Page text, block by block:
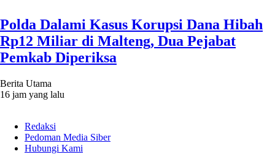
Polda Dalami Kasus Korupsi Dana Hibah
Rp12 Miliar di Malteng, Dua Pejabat
Pemkab Diperiksa
Berita Utama
16 jam yang lalu
Redaksi
Pedoman Media Siber
Hubungi Kami